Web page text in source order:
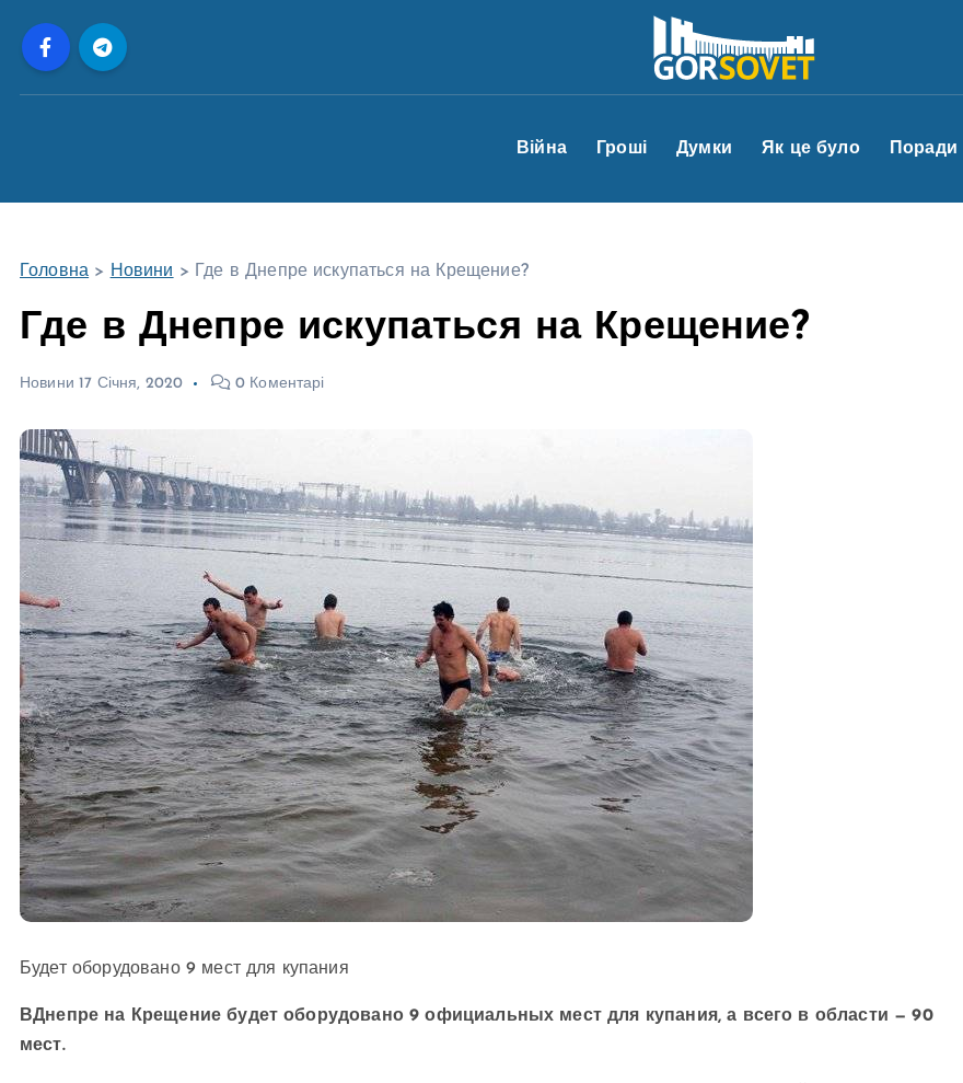
Війна Гроші Думки Як це було Поради
Головна > Новини > Где в Днепре искупаться на Крещение?
Где в Днепре искупаться на Крещение?
Новини 17 Січня, 2020 0 Коментарі
Будет оборудовано 9 мест для купания
ВДнепре на Крещение будет оборудовано 9 официальных мест для купания, а всего в области — 90
мест.